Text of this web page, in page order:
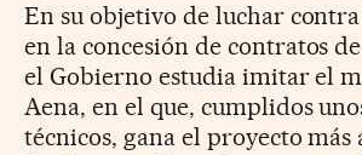
En su objetivo de luchar
en la concesión de contratos
el Gobierno estudia imitar el
Aena, en el que, cumplidos
técnicos, gana el proyecto más